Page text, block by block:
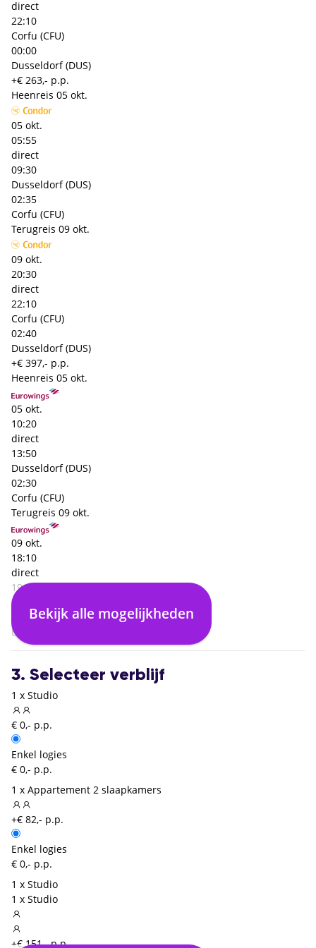
direct
22:10
Corfu (CFU)
00:00
Dusseldorf (DUS)
+€ 263,- p.p.
Heenreis 05 okt.
05 okt.
05:55
direct
09:30
Dusseldorf (DUS)
02:35
Corfu (CFU)
Terugreis 09 okt.
09 okt.
20:30
direct
22:10
Corfu (CFU)
02:40
Dusseldorf (DUS)
+€ 397,- p.p.
Heenreis 05 okt.
05 okt.
10:20
direct
13:50
Dusseldorf (DUS)
02:30
Corfu (CFU)
Terugreis 09 okt.
09 okt.
18:10
direct
19:50
Corfu (CFU)
02:40
Dusseldorf (DUS)
Bekijk alle mogelijkheden
3. Selecteer verblijf
1 x Studio
€ 0,- p.p.
Enkel logies
€ 0,- p.p.
1 x Appartement 2 slaapkamers
+€ 82,- p.p.
Enkel logies
€ 0,- p.p.
1 x Studio
1 x Studio
+€ 151,- p.p.